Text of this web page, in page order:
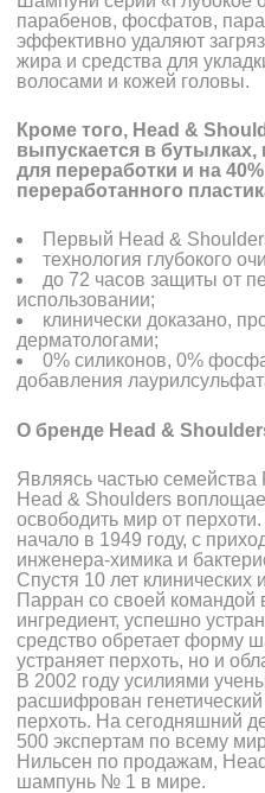
парабенов, фосфатов,
эффективно удаляют
жира и средства для
волосами и кожей головы.
Кроме того, Head&
выпускается в
для переработки и на
переработанного
Первый Head &
технология глубокого
до 72 часов защиты от
использовании;
клинически доказано,
дерматологами;
0% силиконов, 0%
добавления
О бренде Head&
Являясь частью семейства
Head & Shoulders
освободить мир от
начало в 1949 году, с
инженера-химика и
Спустя 10 лет клинических
Парран со своей
ингредиент, успешно
средство обретает форму
устраняет перхоть, но и
В 2002 году усилиями
расшифрован
перхоть. На сегодняшний
500 экспертам по всему
Нильсен по продажам,
шампунь № 1 в мире.